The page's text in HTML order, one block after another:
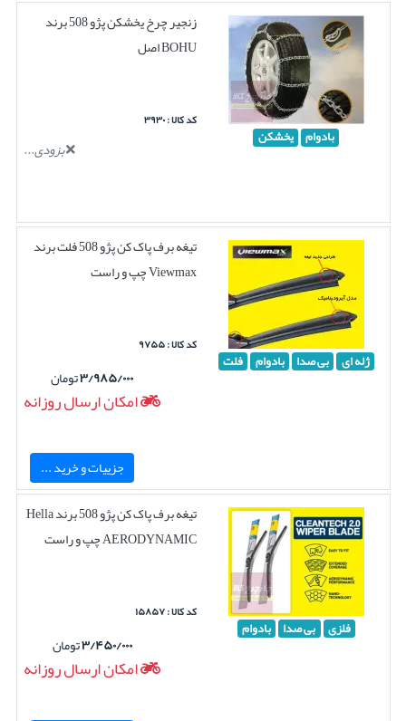
بادوام یخشکن
زنجیر چرخ یخشکن پژو 508 برند
BOHU اصل
کد کالا : ۳۹۳۰
بزودی...
ژله ای بی صدا بادوام فلت
تیغه برف پاک کن پژو 508 فلت برند
Viewmax چپ و راست
کد کالا : ۹۷۵۵
۳/۹۸۵/۰۰۰تومان
امکان ارسال روزانه
جزییات و خرید ...
فلزی بی صدا بادوام
تیغه برف پاک کن پژو 508 برند Hella
AERODYNAMIC چپ و راست
کد کالا : ۱۵۸۵۷
۳/۴۵۰/۰۰۰تومان
امکان ارسال روزانه